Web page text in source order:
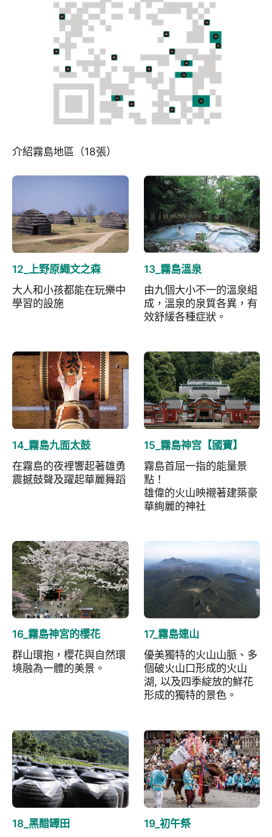
介紹霧島地區（18張）
12_上野原繩文之森
大人和小孩都能在玩樂中
學習的設施
13_霧島溫泉
由九個大小不一的溫泉組
成，溫泉的泉質各異，有
效舒緩各種症狀。
14_霧島九面太鼓
在霧島的夜裡響起著雄勇
震撼鼓聲及躍起華麗舞蹈
15_霧島神宫【國寶】
霧島首屈一指的能量景
點！
雄偉的火山映襯著建築豪
華絢麗的神社
16_霧島神宮的櫻花
群山環抱，櫻花與自然環
境融為一體的美景。
17_霧島連山
優美獨特的火山山脈、多
個破火山口形成的火山
湖, 以及四季綻放的鮮花
形成的獨特的景色。
18_黑醋罈田
19_初午祭